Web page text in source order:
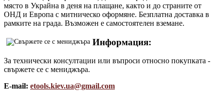
място в Украйна в деня на плащане, както и до страните от
ОНД и Европа с митническо оформяне. Безплатна доставка в
рамките на града. Възможен е самостоятелен вземане.
Информация:
За технически консултации или въпроси относно покупката -
свържете се с мениджъра.
E-mail: etools.kiev.ua@gmail.com